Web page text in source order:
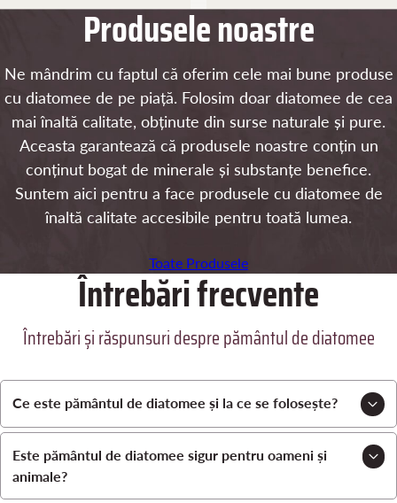
Produsele noastre
Ne mândrim cu faptul că oferim cele mai bune produse
cu diatomee de pe piață. Folosim doar diatomee de cea
mai înaltă calitate, obținute din surse naturale și pure.
Aceasta garantează că produsele noastre conțin un
conținut bogat de minerale și substanțe benefice.
Suntem aici pentru a face produsele cu diatomee de
înaltă calitate accesibile pentru toată lumea.
Toate Produsele
Întrebări frecvente
Întrebări și răspunsuri despre pământul de diatomee
Ce este pământul de diatomee și la ce se folosește?
Este pământul de diatomee sigur pentru oameni și
animale?